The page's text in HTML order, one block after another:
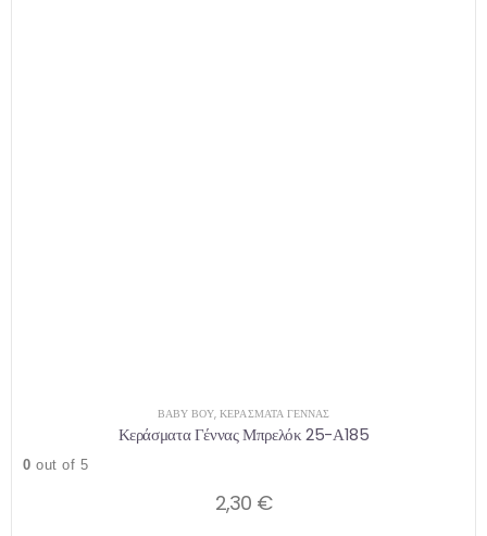
ΒΑΒΥ ΒΟΥ,ΚΕΡΆΣΜΑΤΑ ΓΈΝΝΑΣ
Κεράσματα Γέννας Μπρελόκ 25-Α185
0 out of 5
2,30 €